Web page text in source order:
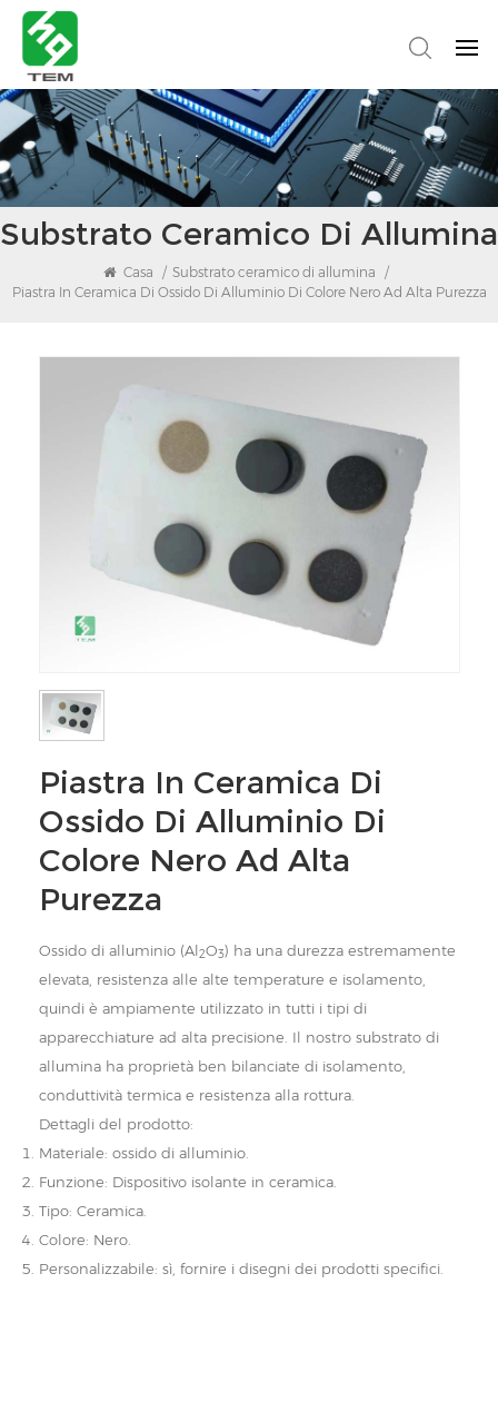
Substrato Ceramico Di Allumina
Casa / Substrato ceramico di allumina
/
Piastra In Ceramica Di Ossido Di Alluminio Di Colore Nero Ad Alta Purezza
Piastra In Ceramica Di
Ossido Di Alluminio Di
Colore Nero Ad Alta
Purezza
Ossido di alluminio (Al2O3) ha una durezza estremamente
elevata, resistenza alle alte temperature e isolamento,
quindi è ampiamente utilizzato in tutti i tipi di
apparecchiature ad alta precisione. Il nostro substrato di
allumina ha proprietà ben bilanciate di isolamento,
conduttività termica e resistenza alla rottura.
Dettagli del prodotto:
Materiale: ossido di alluminio.
Funzione: Dispositivo isolante in ceramica.
Tipo: Ceramica.
Colore: Nero.
Personalizzabile: sì, fornire i disegni dei prodotti specifici.